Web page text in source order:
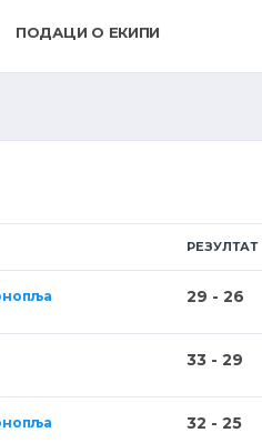
ПОДАЦИ О ЕКИПИ
РЕЗУЛТАТ
29 - 26
33 - 29
32 - 25